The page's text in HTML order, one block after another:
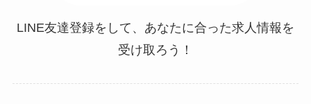
LINE友達登録をして、あなたに合った求人情報を
受け取ろう！